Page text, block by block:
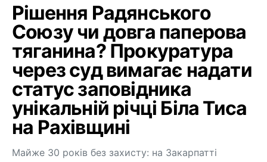
Рішення Радянського
Союзу чи довга паперова
тяганина? Прокуратура
через суд вимагає надати
статус заповідника
унікальній річці Біла Тиса
на Рахівщині
Майже 30 років без захисту: на Закарпатті